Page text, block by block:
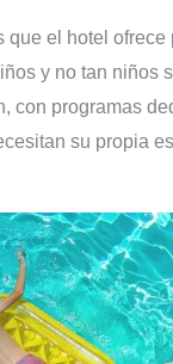
que el hotel
y no tan niños
con programas
su propia